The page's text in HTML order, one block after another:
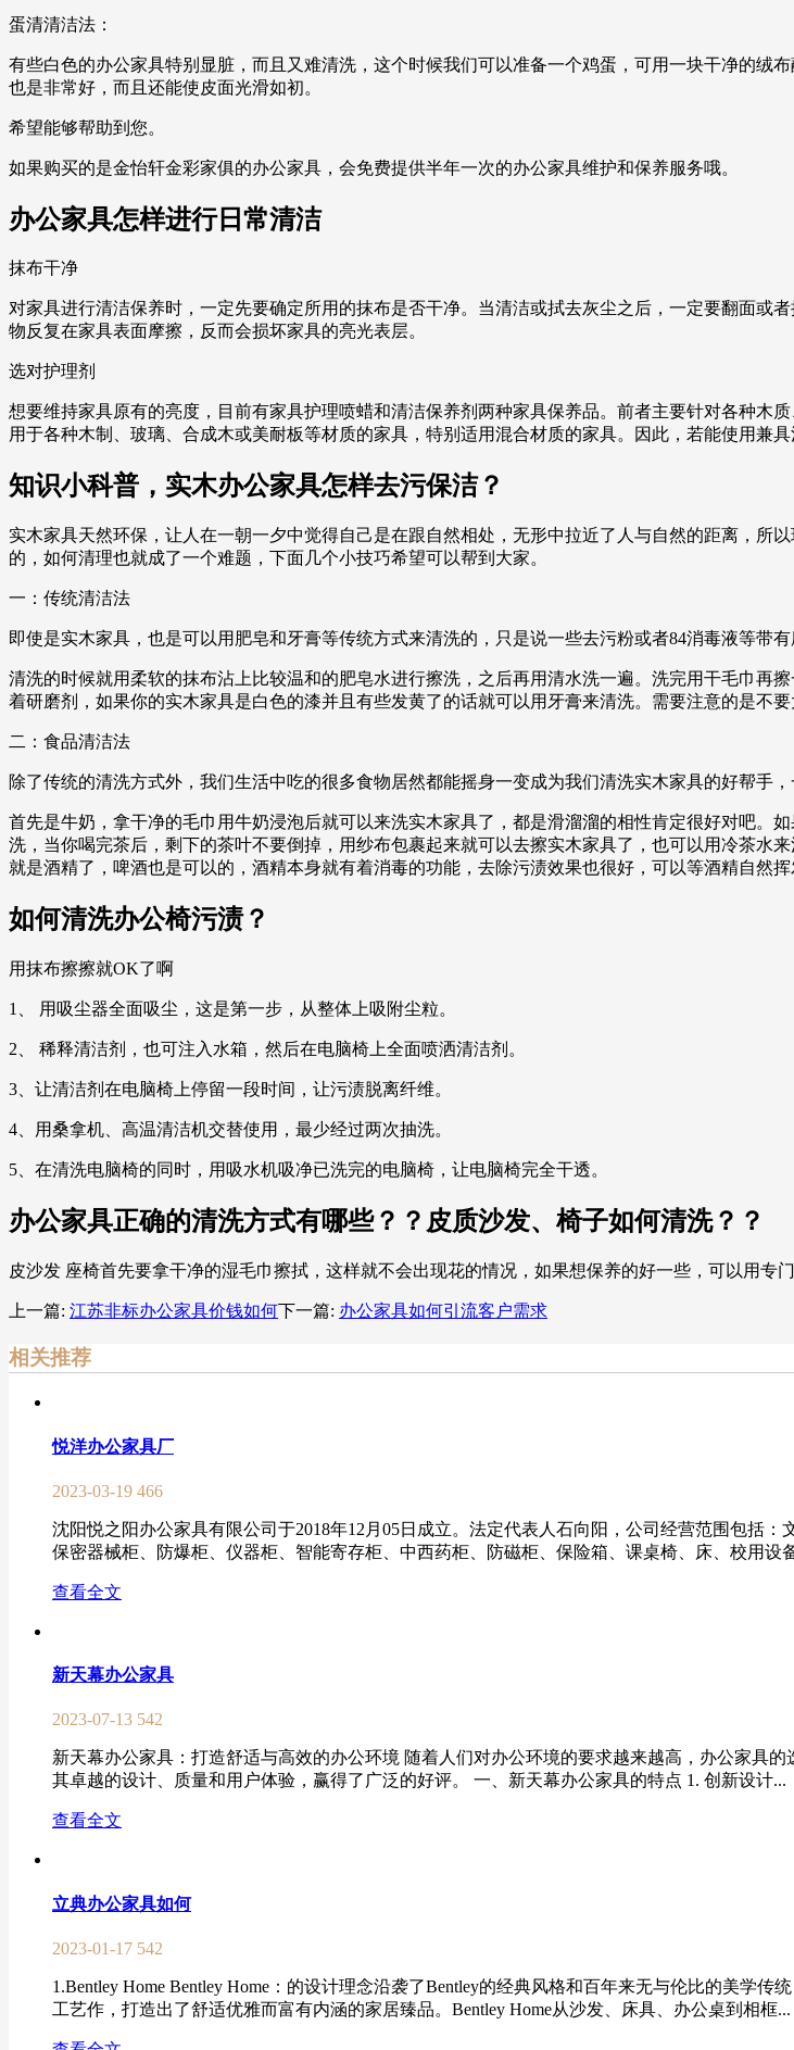
蛋清清洁法：
有些白色的办公家具特别显脏，而且又难清洗，这个时候我们可以准备一个鸡蛋，可用一块干净的绒
也是非常好，而且还能使皮面光滑如初。
希望能够帮助到您。
如果购买的是金怡轩金彩家俱的办公家具，会免费提供半年一次的办公家具维护和保养服务哦。
办公家具怎样进行日常清洁
抹布干净
对家具进行清洁保养时，一定先要确定所用的抹布是否干净。当清洁或拭去灰尘之后，一定要翻面或
物反复在家具表面摩擦，反而会损坏家具的亮光表层。
选对护理剂
想要维持家具原有的亮度，目前有家具护理喷蜡和清洁保养剂两种家具保养品。前者主要针对各种木
用于各种木制、玻璃、合成木或美耐板等材质的家具，特别适用混合材质的家具。因此，若能使用兼
知识小科普，实木办公家具怎样去污保洁？
实木家具天然环保，让人在一朝一夕中觉得自己是在跟自然相处，无形中拉近了人与自然的距离，所
的，如何清理也就成了一个难题，下面几个小技巧希望可以帮到大家。
一：传统清洁法
即使是实木家具，也是可以用肥皂和牙膏等传统方式来清洗的，只是说一些去污粉或者84消毒液等带
清洗的时候就用柔软的抹布沾上比较温和的肥皂水进行擦洗，之后再用清水洗一遍。洗完用干毛巾再
着研磨剂，如果你的实木家具是白色的漆并且有些发黄了的话就可以用牙膏来清洗。需要注意的是不要
二：食品清洁法
除了传统的清洗方式外，我们生活中吃的很多食物居然都能摇身一变成为我们清洗实木家具的好帮手，
首先是牛奶，拿干净的毛巾用牛奶浸泡后就可以来洗实木家具了，都是滑溜溜的相性肯定很好对吧。
洗，当你喝完茶后，剩下的茶叶不要倒掉，用纱布包裹起来就可以去擦实木家具了，也可以用冷茶水
就是酒精了，啤酒也是可以的，酒精本身就有着消毒的功能，去除污渍效果也很好，可以等酒精自然
如何清洗办公椅污渍？
用抹布擦擦就OK了啊
1、 用吸尘器全面吸尘，这是第一步，从整体上吸附尘粒。
2、 稀释清洁剂，也可注入水箱，然后在电脑椅上全面喷洒清洁剂。
3、让清洁剂在电脑椅上停留一段时间，让污渍脱离纤维。
4、用桑拿机、高温清洁机交替使用，最少经过两次抽洗。
5、在清洗电脑椅的同时，用吸水机吸净已洗完的电脑椅，让电脑椅完全干透。
办公家具正确的清洗方式有哪些？？皮质沙发、椅子如何清洗？？
皮沙发 座椅首先要拿干净的湿毛巾擦拭，这样就不会出现花的情况，如果想保养的好一些，可以用专门
上一篇: 江苏非标办公家具价钱如何下一篇: 办公家具如何引流客户需求
相关推荐
悦洋办公家具厂
2023-03-19 466
沈阳悦之阳办公家具有限公司于2018年12月05日成立。法定代表人石向阳，公司经营范围包括
保密器械柜、防爆柜、仪器柜、智能寄存柜、中西药柜、防磁柜、保险箱、课桌椅、床、校用设
查看全文
新天幕办公家具
2023-07-13 542
新天幕办公家具：打造舒适与高效的办公环境 随着人们对办公环境的要求越来越高，办公家具
其卓越的设计、质量和用户体验，赢得了广泛的好评。 一、新天幕办公家具的特点 1. 创新设计...
查看全文
立典办公家具如何
2023-01-17 542
1.Bentley Home Bentley Home：的设计理念沿袭了Bentley的经典风格和百年来无与伦比的美学
工艺作，打造出了舒适优雅而富有内涵的家居臻品。Bentley Home从沙发、床具、办公桌到相框...